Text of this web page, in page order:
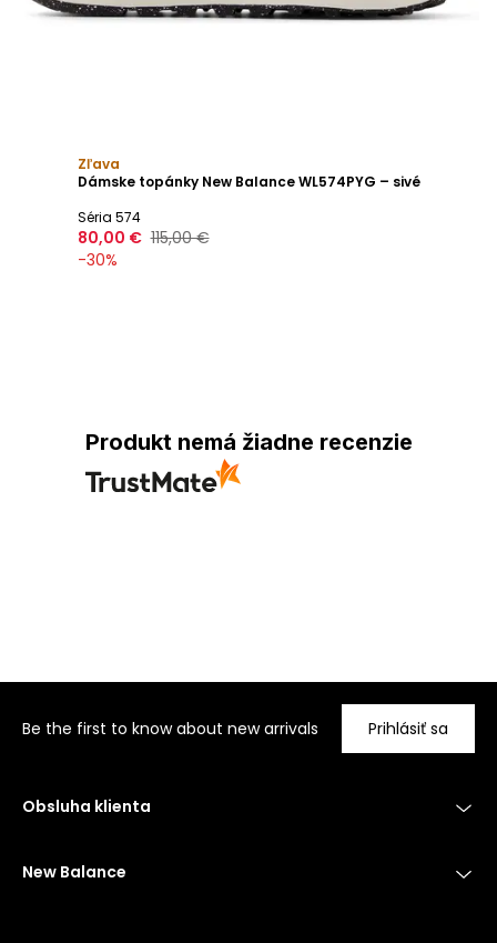
Zľava
Dámske topánky New Balance WL574PYG – sivé
Séria 574
80,00 € 115,00 €
-30%
Produkt nemá žiadne recenzie
Be the first to know about new arrivals Prihlásiť sa
Obsluha klienta
New Balance